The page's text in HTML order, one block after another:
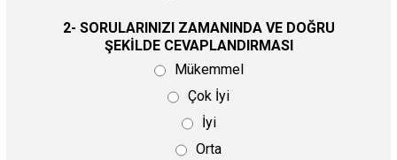
2- SORULARINIZI ZAMANINDA VE DOĞRU
ŞEKİLDE CEVAPLANDIRMASI
Mükemmel
Çok İyi
İyi
Orta